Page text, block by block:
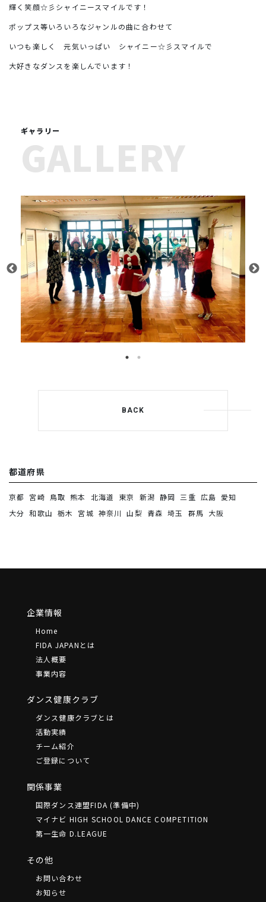
輝く笑顔☆彡シャイニースマイルです！
ポップス等いろいろなジャンルの曲に合わせて
いつも楽しく 元気いっぱい シャイニー☆彡スマイルで
大好きなダンスを楽しんでいます！
ギャラリー
GALLERY
BACK
都道府県
京都 宮崎 鳥取 熊本 北海道 東京 新潟 静岡 三重 広島 愛知
大分 和歌山 栃木 宮城 神奈川 山梨 青森 埼玉 群馬 大阪
企業情報
Home
FIDA JAPANとは
法⼈概要
事業内容
ダンス健康クラブ
ダンス健康クラブとは
活動実績
チーム紹介
ご登録について
関係事業
国際ダンス連盟FIDA (準備中)
マイナビ HIGH SCHOOL DANCE COMPETITION
第一生命 D.LEAGUE
その他
お問い合わせ
お知らせ